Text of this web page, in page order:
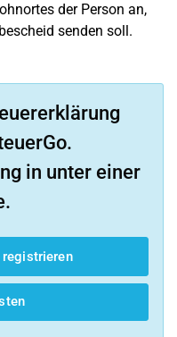
der Person an,
senden soll.
in unter einer